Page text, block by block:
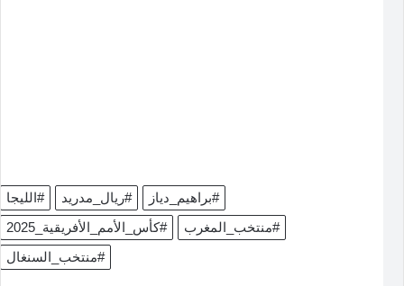
#الليجا #ريال_مدريد
#براهيم_دياز
#كأس_الأمم_الأفريقية_2025
#منتخب_المغرب
#منتخب_السنغال